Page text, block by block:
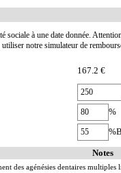
sociale à une date donnée.
utiliser notre simulateur de
167.2 €
%
Notes
des agénésies dentaires multiples